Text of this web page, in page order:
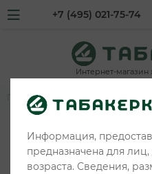
Интернет-магазин
+7 (495) 021-75-74
Главная Новости и обзоры
Почему
Информация,
предназначена для
возраста. Сведения,